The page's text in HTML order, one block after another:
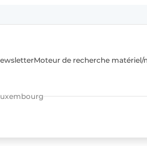
Moteur de recherche matériel/